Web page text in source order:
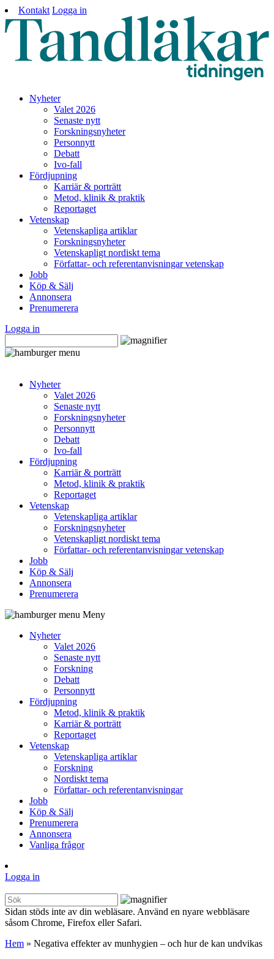
Kontakt Logga in
Nyheter
Valet 2026
Senaste nytt
Forskningsnyheter
Personnytt
Debatt
Ivo-fall
Fördjupning
Karriär & porträtt
Metod, klinik & praktik
Reportaget
Vetenskap
Vetenskapliga artiklar
Forskningsnyheter
Vetenskapligt nordiskt tema
Författar- och referentanvisningar vetenskap
Jobb
Köp & Sälj
Annonsera
Prenumerera
Logga in
Nyheter
Valet 2026
Senaste nytt
Forskningsnyheter
Personnytt
Debatt
Ivo-fall
Fördjupning
Karriär & porträtt
Metod, klinik & praktik
Reportaget
Vetenskap
Vetenskapliga artiklar
Forskningsnyheter
Vetenskapligt nordiskt tema
Författar- och referentanvisningar vetenskap
Jobb
Köp & Sälj
Annonsera
Prenumerera
Meny
Nyheter
Valet 2026
Senaste nytt
Forskning
Debatt
Personnytt
Fördjupning
Metod, klinik & praktik
Karriär & porträtt
Reportaget
Vetenskap
Vetenskapliga artiklar
Forskning
Nordiskt tema
Författar- och referentanvisningar
Jobb
Köp & Sälj
Prenumerera
Annonsera
Vanliga frågor
Logga in
Sidan stöds inte av din webläsare. Använd en nyare webbläsare
såsom Chrome, Firefox eller Safari.
Hem » Negativa effekter av munhygien – och hur de kan undvikas